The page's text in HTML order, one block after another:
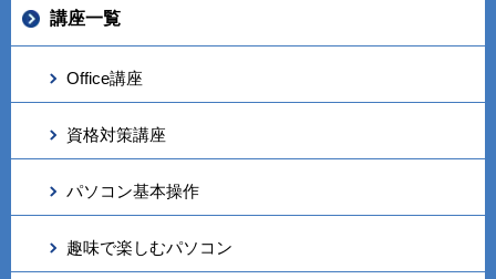
講座一覧
Office講座
資格対策講座
パソコン基本操作
趣味で楽しむパソコン